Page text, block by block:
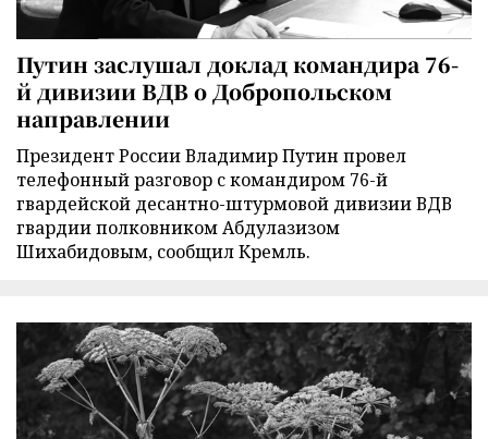
Путин заслушал доклад командира 76-
й дивизии ВДВ о Добропольском
направлении
Президент России Владимир Путин провел
телефонный разговор с командиром 76-й
гвардейской десантно-штурмовой дивизии ВДВ
гвардии полковником Абдулазизом
Шихабидовым, сообщил Кремль.